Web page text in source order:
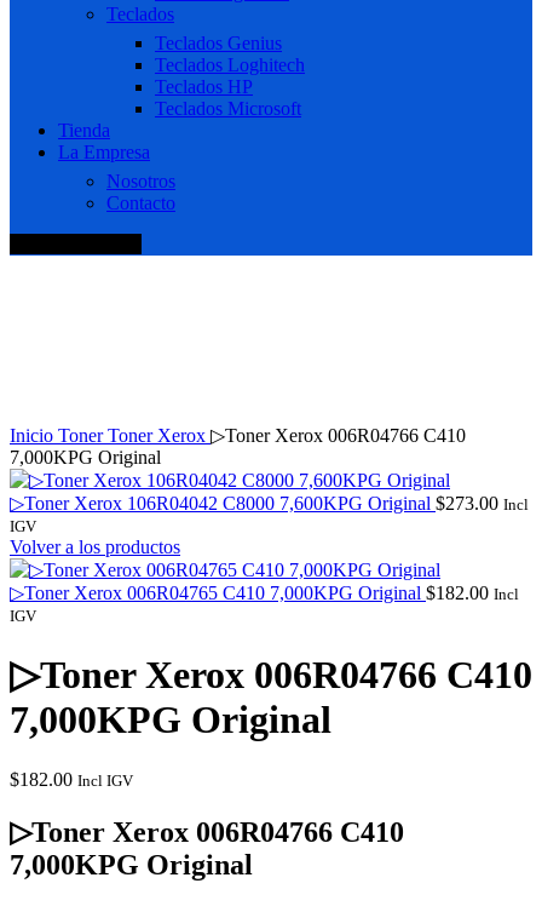
Teclados
Teclados Genius
Teclados Loghitech
Teclados HP
Teclados Microsoft
Tienda
La Empresa
Nosotros
Contacto
Inicio TonerToner Xerox ▷Toner Xerox 006R04766 C410
7,000KPG Original
▷Toner Xerox 106R04042 C8000 7,600KPG Original $273.00 Incl
IGV
Volver a los productos
▷Toner Xerox 006R04765 C410 7,000KPG Original $182.00 Incl
IGV
▷Toner Xerox 006R04766 C410
7,000KPG Original
$182.00 Incl IGV
▷Toner Xerox 006R04766 C410
7,000KPG Original